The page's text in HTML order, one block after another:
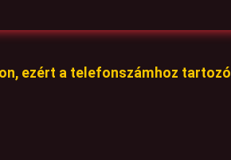
ezért a telefonszámhoz tartozó